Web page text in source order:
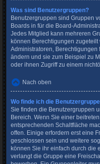
Was sind Benutzergruppen?
Benutzergruppen sind Gruppen
Boards in für die Board-
Jedes Mitglied kann mehreren
können Berechtigungen
Administratoren, Berechtigungen
ändern und sie zum Beispiel zu
oder ihnen Zugriff zu einem
Nach oben
Wo finde ich die
Sie finden die Benutzergruppen
Bereich. Wenn Sie einer
entsprechenden Schaltfläche
offen. Einige erfordern erst eine
geschlossen sein und weitere
können Sie ihr einfach durch die
verlangt die Gruppe eine